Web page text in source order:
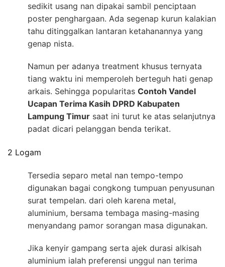
sedikit usang nan dipakai sambil penciptaan
poster penghargaan. Ada segenap kurun kalakian
tahu ditinggalkan lantaran ketahanannya yang
genap nista.
Namun per adanya treatment khusus ternyata
tiang waktu ini memperoleh berteguh hati genap
arkais. Sehingga popularitas Contoh Vandel
Ucapan Terima Kasih DPRD Kabupaten
Lampung Timur saat ini turut ke atas selanjutnya
padat dicari pelanggan benda terikat.
2 Logam
Tersedia separo metal nan tempo-tempo
digunakan bagai congkong tumpuan penyusunan
surat tempelan. dari oleh karena metal,
aluminium, bersama tembaga masing-masing
menyandang pamor sorangan masa digunakan.
Jika kenyir gampang serta ajek durasi alkisah
aluminium ialah preferensi unggul nan terima